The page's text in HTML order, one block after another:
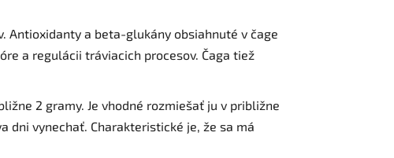
Antioxidanty a beta-glukány obsiahnuté v čage
a regulácii tráviacich procesov. Čaga tiež
2 gramy. Je vhodné rozmiešať ju v približne
dni vynechať. Charakteristické je, že sa má